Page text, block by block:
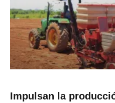
Impulsan la